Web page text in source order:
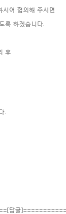
시어 협의해 주시면
록 하겠습니다.
후
.
답글